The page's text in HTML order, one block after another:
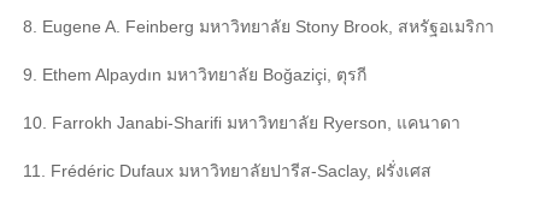
8. Eugene A. Feinberg มหาวิทยาลัย Stony Brook, สหรัฐอเมริกา
9. Ethem Alpaydın มหาวิทยาลัย Boğaziçi, ตุรกี
10. Farrokh Janabi-Sharifi มหาวิทยาลัย Ryerson, แคนาดา
11. Frédéric Dufaux มหาวิทยาลัยปารีส-Saclay, ฝรั่งเศส